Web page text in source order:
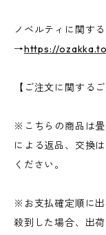
ノベルティに関す
→https://
【ご注文に関するご
※こちらの商品は
による返品、交換
ください。
※お支払確定順に
殺到した場合、出